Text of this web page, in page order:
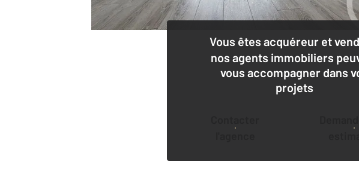
Vous êtes acquéreur et
nos agents immobiliers
vous accompagner dans
projets